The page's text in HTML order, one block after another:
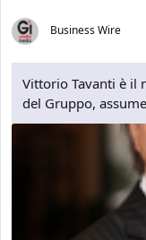
Business Wire
Vittorio Tavanti è il
del Gruppo,